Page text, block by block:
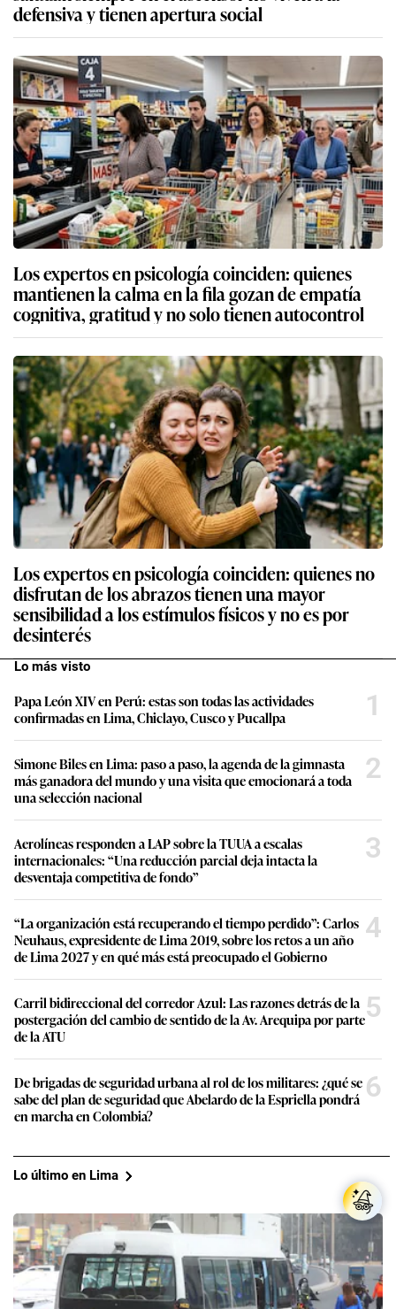
defensiva y tienen apertura social
Los expertos en psicología coinciden: quienes
mantienen la calma en la fila gozan de empatía
cognitiva, gratitud y no solo tienen autocontrol
Los expertos en psicología coinciden: quienes no
disfrutan de los abrazos tienen una mayor
sensibilidad a los estímulos físicos y no es por
desinterés
Lo más visto
Papa León XIV en Perú: estas son todas las actividades
confirmadas en Lima, Chiclayo, Cusco y Pucallpa
1
Simone Biles en Lima: paso a paso, la agenda de la gimnasta
más ganadora del mundo y una visita que emocionará a toda
una selección nacional
2
Aerolíneas responden a LAP sobre la TUUA a escalas
internacionales: “Una reducción parcial deja intacta la
desventaja competitiva de fondo”
3
“La organización está recuperando el tiempo perdido”: Carlos
Neuhaus, expresidente de Lima 2019, sobre los retos a un año
de Lima 2027 y en qué más está preocupado el Gobierno
4
Carril bidireccional del corredor Azul: Las razones detrás de la
postergación del cambio de sentido de la Av. Arequipa por parte
de la ATU
5
De brigadas de seguridad urbana al rol de los militares: ¿qué se
sabe del plan de seguridad que Abelardo de la Espriella pondrá
en marcha en Colombia?
6
Lo último en Lima